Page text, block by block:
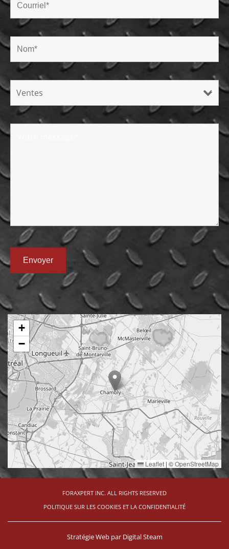
+
−
Leaflet | ©OpenStreetMap
FORAXPERT INC. ALL RIGHTS RESERVED
POLITIQUE SUR LES COOKIES ET LA CONFIDENTIALITÉ
Stratégie Web par Digital Steam